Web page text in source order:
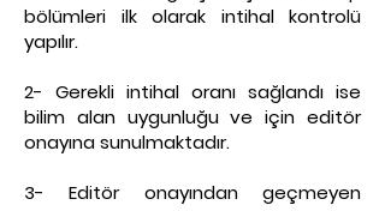
bölümleri ilk olarak intihal kontrolü
yapılır.
2- Gerekli intihal oranı sağlandı ise
bilim alan uygunluğu ve için editör
onayına sunulmaktadır.
3- Editör onayından geçmeyen